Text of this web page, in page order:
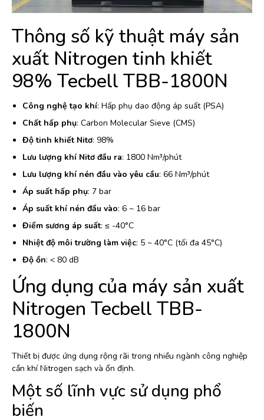
Thông số kỹ thuật máy sản
xuất Nitrogen tinh khiết
98% Tecbell TBB-1800N
Công nghệ tạo khí: Hấp phụ dao động áp suất (PSA)
Chất hấp phụ: Carbon Molecular Sieve (CMS)
Độ tinh khiết Nitơ: 98%
Lưu lượng khí Nitơ đầu ra: 1800 Nm³/phút
Lưu lượng khí nén đầu vào yêu cầu: 66 Nm³/phút
Áp suất hấp phụ: 7 bar
Áp suất khí nén đầu vào: 6 ~ 16 bar
Điểm sương áp suất: ≤ -40°C
Nhiệt độ môi trường làm việc: 5 ~ 40°C (tối đa 45°C)
Độ ồn: < 80 dB
Ứng dụng của máy sản xuất
Nitrogen Tecbell TBB-
1800N
Thiết bị được ứng dụng rộng rãi trong nhiều ngành công nghiệp
cần khí Nitrogen sạch và ổn định.
Một số lĩnh vực sử dụng phổ
biến